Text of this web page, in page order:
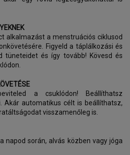
alkalmazást a menstruációs ciklusod
Figyeld a táplálkozási és
tüneteidet és így tovább! Kövesd és
a csuklódon! Beállíthatsz
Akár automatikus célt is beállíthatsz,
visszamenőleg is.
napod során, alvás közben vagy jóga